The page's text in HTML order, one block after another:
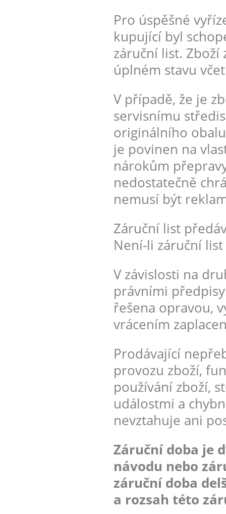
Pro úspěšné
kupující byl
záruční list. Zboží
úplném stavu
V případě, že je
servisnímu
originálního
je povinen na
nárokům
nedostatečně
nemusí být
Záruční list
Není-li záruční
V závislosti na
právními
řešena opravou,
vrácením
Prodávající
provozu zboží,
používání zboží,
událostmi a
nevztahuje ani
Záruční doba je
návodu nebo
záruční doba
a rozsah této